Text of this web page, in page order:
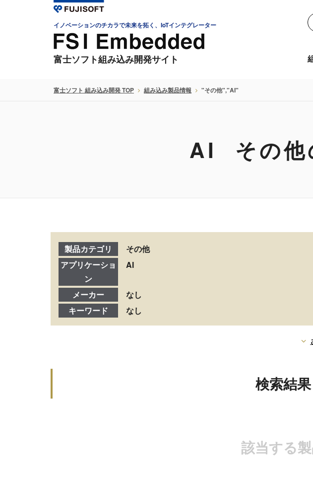
イノベーションのチカラで未来を拓く、IoTインテグレーター
富士ソフト組み込み開発サイト
富士ソフト 組み込み開発 TOP 組み込み製品情報 "その他","AI"
AI その他
製品カテゴリ
その他
アプリケーショ
ン
AI
メーカー
なし
キーワード
なし
検索結
該当する